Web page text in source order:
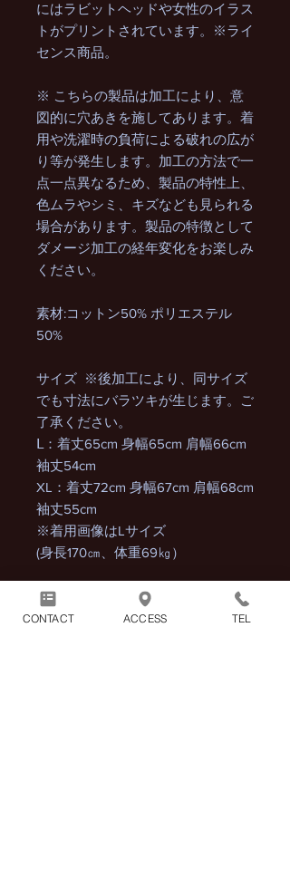
にはラビットヘッドや女性のイラス
トがプリントされています。※ライ
センス商品。
※ こちらの製品は加工により、意
図的に穴あきを施してあります。着
用や洗濯時の負荷による破れの広が
り等が発生します。加工の方法で一
点一点異なるため、製品の特性上、
色ムラやシミ、キズなども見られる
場合があります。製品の特徴として
ダメージ加工の経年変化をお楽しみ
ください。
素材:コットン50% ポリエステル
50%
サイズ ※後加工により、同サイズ
でも寸法にバラツキが生じます。ご
了承ください。
Ⅼ：着丈65cm 身幅65cm 肩幅66cm
袖丈54cm
XL：着丈72cm 身幅67cm 肩幅68cm
袖丈55cm
※着用画像はLサイズ
(身長170㎝、体重69㎏）
CONTACT ACCESS TEL